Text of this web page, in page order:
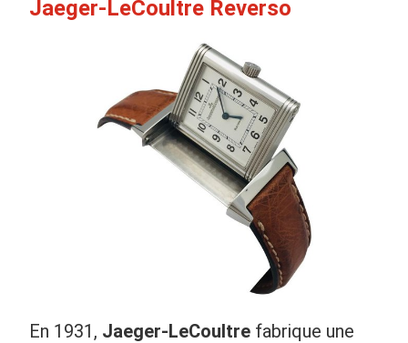
Jaeger-LeCoultre Reverso
En 1931, Jaeger-LeCoultre fabrique une